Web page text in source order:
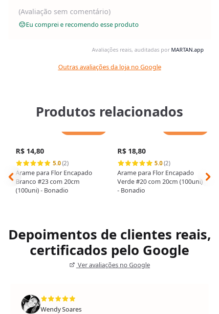
(Avaliação sem comentário)
Eu comprei e recomendo esse produto
Avaliações reais, auditadas por MARTAN.app
Outras avaliações da loja no Google
Produtos relacionados
R$ 14,80
5.0(2)
Arame para Flor Encapado
Branco #23 com 20cm
(100uni) - Bonadio
R$ 18,80
5.0(2)
Arame para Flor Encapado
Verde #20 com 20cm (100uni)
- Bonadio
Depoimentos de clientes reais,
certificados pelo Google
Ver avaliações no Google
Wendy Soares